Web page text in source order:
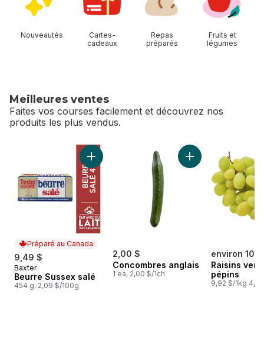
Nouveautés
Cartes-
cadeaux
Repas
préparés
Fruits et
légumes
Meilleures ventes
Faites vos courses facilement et découvrez nos
produits les plus vendus.
sauter Meilleures ventes
Préparé au Canada
9,49 $
Préparé au Canada
Baxter
Beurre Sussex salé
454 g, 2,09 $/100g
Ajouter Beurre Sussex salé au panier
2,00 $
Concombres anglais
1 ea, 2,00 $/1ch
Ajouter
environ
Raisins
pépins
9,92 $/1kg